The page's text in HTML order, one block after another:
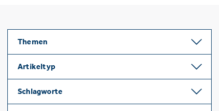
Themen
Artikeltyp
Schlagworte